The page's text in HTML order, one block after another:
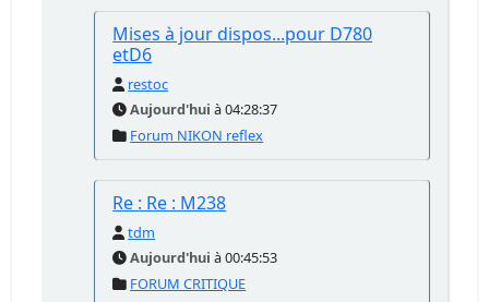
Mises à jour dispos...pour D780
etD6
restoc
Aujourd'hui à 04:28:37
Forum NIKON reflex
Re : Re : M238
tdm
Aujourd'hui à 00:45:53
FORUM CRITIQUE